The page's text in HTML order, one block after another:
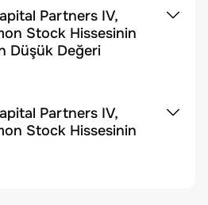
Partners IV,
Stock Hissesinin
Düşük Değeri
Partners IV,
Stock Hissesinin